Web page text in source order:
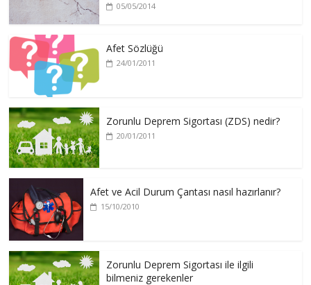
05/05/2014
Afet Sözlüğü
24/01/2011
Zorunlu Deprem Sigortası (ZDS) nedir?
20/01/2011
Afet ve Acil Durum Çantası nasıl hazırlanır?
15/10/2010
Zorunlu Deprem Sigortası ile ilgili
bilmeniz gerekenler